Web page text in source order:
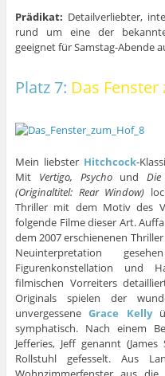
Prädikat: Detailverliebter,
rund um eine der
geeignet für Samstag-Abende
Platz 7: Das
Mein liebster Hitchcock-
Mit Vertigo, Psycho und
(Originaltitel: Rear Window)
Thriller mit dem Motiv des
folgende Filme dieser Art.
dem 2007 erschienenen
Neuinterpretation
Figurenkonstellation und
filmischen Vorreiters
Originals spielen der
unvergesseneGrace Kelly
symphatisch. Nach einem
Jefferies, Jeff genannt
Rollstuhl gefesselt. Aus